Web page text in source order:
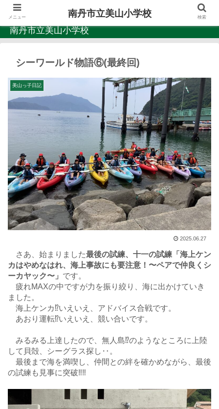
南丹市立美山小学校
シーワールド物語⑥(最終回)
美山っ子日記
2025.06.27
さあ、始まりました最後の試練、十一の試練「海上ケン
カはやめなはれ、海上事故にも要注意！〜ペアで仲良くシ
ーカヤック〜」 です。
疲れMAXの中ですが力を振り絞り、海に出かけていき
ました。
海上ケンカ⁉︎いえいえ、アドバイス合戦です。
あおり運転⁉︎いえいえ、競い合いです。
みるみる上達したので、無人島⁉︎のようなところに上陸
して貝殻、シーグラス探し‥。
最後まで海を満喫し、仲間との絆を確かめながら、最後
の試練も見事に突破‼️‼️
メニュー 南丹市立美山小学校 検索